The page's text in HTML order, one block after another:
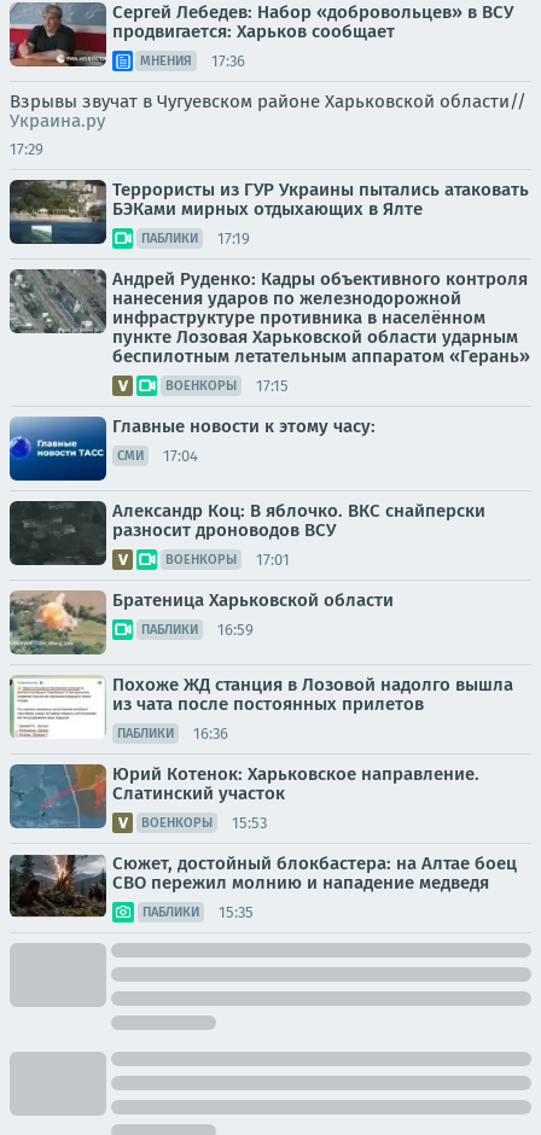
Сергей Лебедев: Набор «добровольцев» в ВСУ
продвигается: Харьков сообщает
МНЕНИЯ 17:36
Взрывы звучат в Чугуевском районе Харьковской области//
Украина.ру
17:29
Террористы из ГУР Украины пытались атаковать
БЭКами мирных отдыхающих в Ялте
ПАБЛИКИ 17:19
Андрей Руденко: Кадры объективного контроля
нанесения ударов по железнодорожной
инфраструктуре противника в населённом
пункте Лозовая Харьковской области ударным
беспилотным летательным аппаратом «Герань»
ВОЕНКОРЫ 17:15
Главные новости к этому часу:
СМИ 17:04
Александр Коц: В яблочко. ВКС снайперски
разносит дроноводов ВСУ
ВОЕНКОРЫ 17:01
Братеница Харьковской области
ПАБЛИКИ 16:59
Похоже ЖД станция в Лозовой надолго вышла
из чата после постоянных прилетов
ПАБЛИКИ 16:36
Юрий Котенок: Харьковское направление.
Слатинский участок
ВОЕНКОРЫ 15:53
Сюжет, достойный блокбастера: на Алтае боец
СВО пережил молнию и нападение медведя
ПАБЛИКИ 15:35